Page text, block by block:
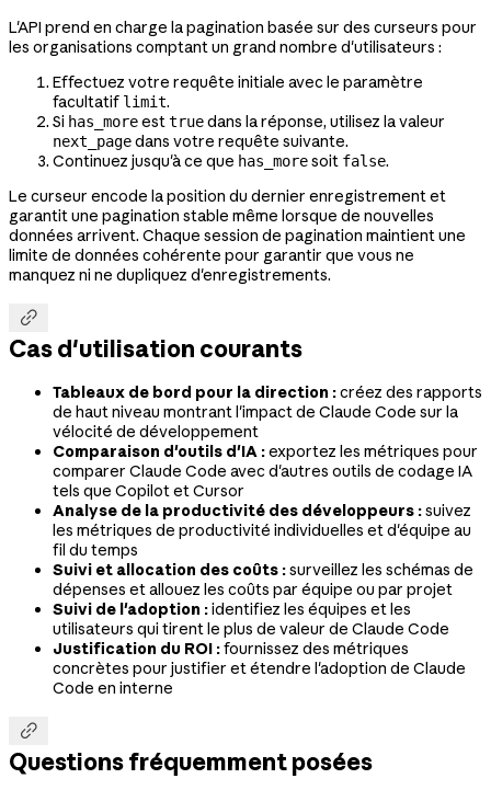
L'API prend en charge la pagination basée sur des curseurs pour
les organisations comptant un grand nombre d'utilisateurs :
Effectuez votre requête initiale avec le paramètre
facultatif limit.
Si has_moreesttruedans la réponse, utilisez la valeur
next_pagedans votre requête suivante.
Continuez jusqu'à ce que has_moresoit false.
Le curseur encode la position du dernier enregistrement et
garantit une pagination stable même lorsque de nouvelles
données arrivent. Chaque session de pagination maintient une
limite de données cohérente pour garantir que vous ne
manquez ni ne dupliquez d'enregistrements.

Cas d'utilisation courants
Tableaux de bord pour la direction :créez des rapports
de haut niveau montrant l'impact de Claude Code sur la
vélocité de développement
Comparaison d'outils d'IA :exportez les métriques pour
comparer Claude Code avec d'autres outils de codage IA
tels que Copilot et Cursor
Analyse de la productivité des développeurs :suivez
les métriques de productivité individuelles et d'équipe au
fil du temps
Suivi et allocation des coûts :surveillez les schémas de
dépenses et allouez les coûts par équipe ou par projet
Suivi de l'adoption :identifiez les équipes et les
utilisateurs qui tirent le plus de valeur de Claude Code
Justification du ROI :fournissez des métriques
concrètes pour justifier et étendre l'adoption de Claude
Code en interne

Questions fréquemment posées